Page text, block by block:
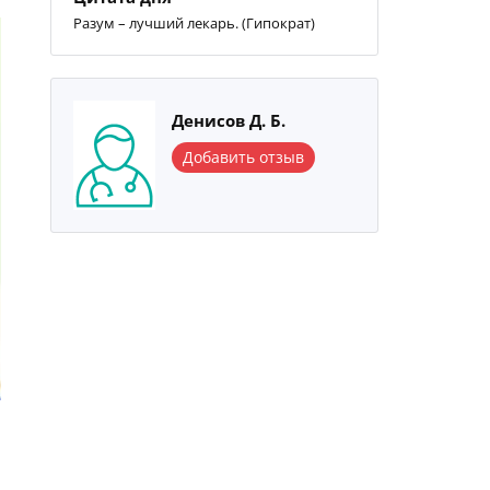
Разум – лучший лекарь. (Гипократ)
Денисов Д. Б.
Добавить отзыв